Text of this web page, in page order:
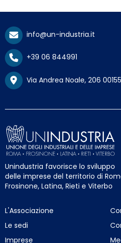
info@un-industria.it
+39 06 844991
Via Andrea Noale, 206
Unindustria favorisce lo sviluppo
delle imprese del territorio di
Frosinone, Latina, Rieti e Viterbo
L'Associazione
Le sedi
Imprese